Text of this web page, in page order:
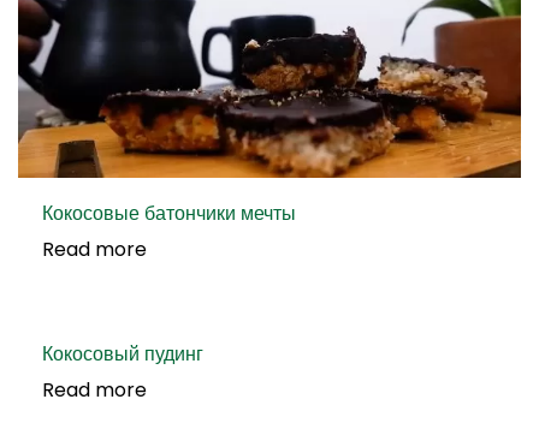
Кокосовые батончики мечты
Read more
Кокосовый пудинг
Read more